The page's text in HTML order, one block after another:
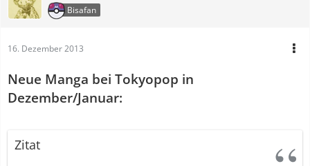
Bisafan
16. Dezember 2013
Neue Manga bei Tokyopop in
Dezember/Januar:
Zitat